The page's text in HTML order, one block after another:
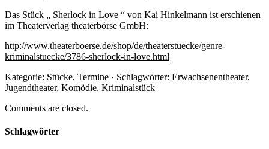
Das Stück „ Sherlock in Love “ von Kai Hinkelmann ist erschienen
im Theaterverlag theaterbörse GmbH:
http://www.theaterboerse.de/shop/de/theaterstuecke/genre-
kriminalstuecke/3786-sherlock-in-love.html
Kategorie: Stücke, Termine · Schlagwörter: Erwachsenentheater,
Jugendtheater, Komödie, Kriminalstück
Comments are closed.
Schlagwörter